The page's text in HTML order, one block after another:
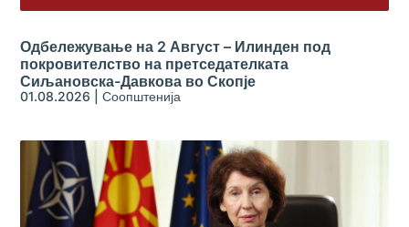
Одбележување на 2 Август – Илинден под
покровителство на претседателката
Сиљановска-Давкова во Скопје
01.08.2026 |Соопштенија